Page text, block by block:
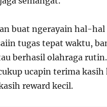
buat ngerayain hal-hal
tugas tepat waktu,
berhasil olahraga
ucapin terima kasih
reward kecil.